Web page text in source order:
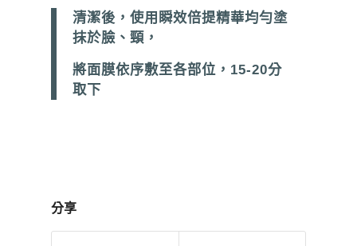
清潔後，使用瞬效倍提精華均勻塗
抹於臉、頸，
將面膜依序敷至各部位，15-20分
取下
分享